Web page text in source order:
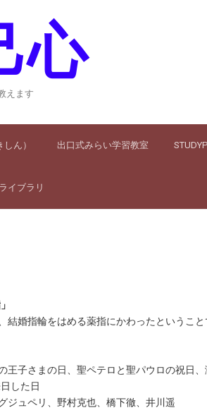
心
えます
ん） 出口式みらい学習教室
イブラリ
結婚指輪をはめる薬指にかわったということ
子さまの日、聖ペテロと聖パウロの祝日
した日
ュペリ、野村克也、橋下徹、井川遥